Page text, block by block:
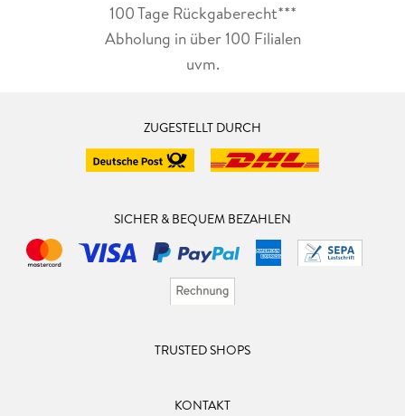
100 Tage Rückgaberecht***
Abholung in über 100 Filialen
uvm.
ZUGESTELLT DURCH
SICHER & BEQUEM BEZAHLEN
TRUSTED SHOPS
KONTAKT